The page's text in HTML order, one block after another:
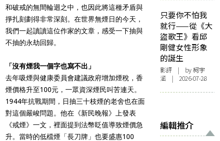
和破戒的無間輪迴之中，也因此將這種矛盾與
掙扎刻劃得非常深刻。在世界無煙日的今天，
我們一起讀讀這位作家的文章，感受一下抽與
不抽的永劫回歸。
「沒有煙我一個字也寫不出」
去年吸煙與健康委員會建議政府增加煙稅，香
煙價格升至100元，一眾資深煙民叫苦連天。
1944年抗戰期間，日抽三十枝煙的老舍也在面
對這個嚴峻問題。他在《新民晚報》上發表
《戒煙》一文，裡面提到法幣眨值導致煙價急
升。當時的低檔煙「長刀牌」也要盛惠100
只要你不怕我
就行——從《大
盜歌王》看邱
剛健女性形象
的誕生
影評 | by 柯宇
涵 | 2026-07-28
編輯推介